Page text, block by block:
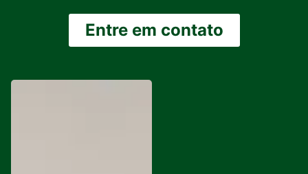
Entre em contato